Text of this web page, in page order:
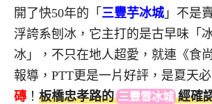
開了快50年的「 三豐芋冰城」不是
浮誇系刨冰，它主打的是古早味「
冰」，不只在地人超愛，就連《食
報導，PTT更是一片好評，是夏天
磚 ！ 板橋忠孝路的 三豐雪冰城 經確